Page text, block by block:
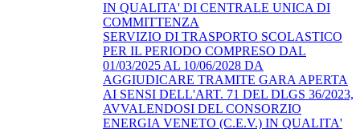
IN QUALITA' DI CENTRALE UNICA DI
COMMITTENZA
SERVIZIO DI TRASPORTO SCOLASTICO
PER IL PERIODO COMPRESO DAL
01/03/2025 AL 10/06/2028 DA
AGGIUDICARE TRAMITE GARA APERTA
AI SENSI DELL'ART. 71 DEL DLGS 36/2023,
AVVALENDOSI DEL CONSORZIO
ENERGIA VENETO (C.E.V.) IN QUALITA'